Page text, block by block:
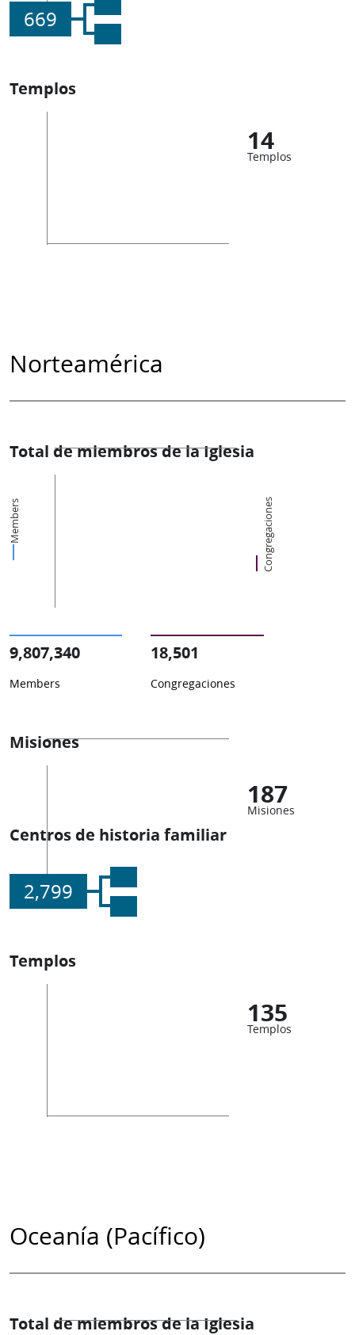
669
Templos
14
Templos
Norteamérica
Total de miembros de la Iglesia
Members Congregaciones
9,807,340
Members
18,501
Congregaciones
Misiones
187
Misiones
Centros de historia familiar
2,799
Templos
135
Templos
Oceanía (Pacífico)
Total de miembros de la Iglesia